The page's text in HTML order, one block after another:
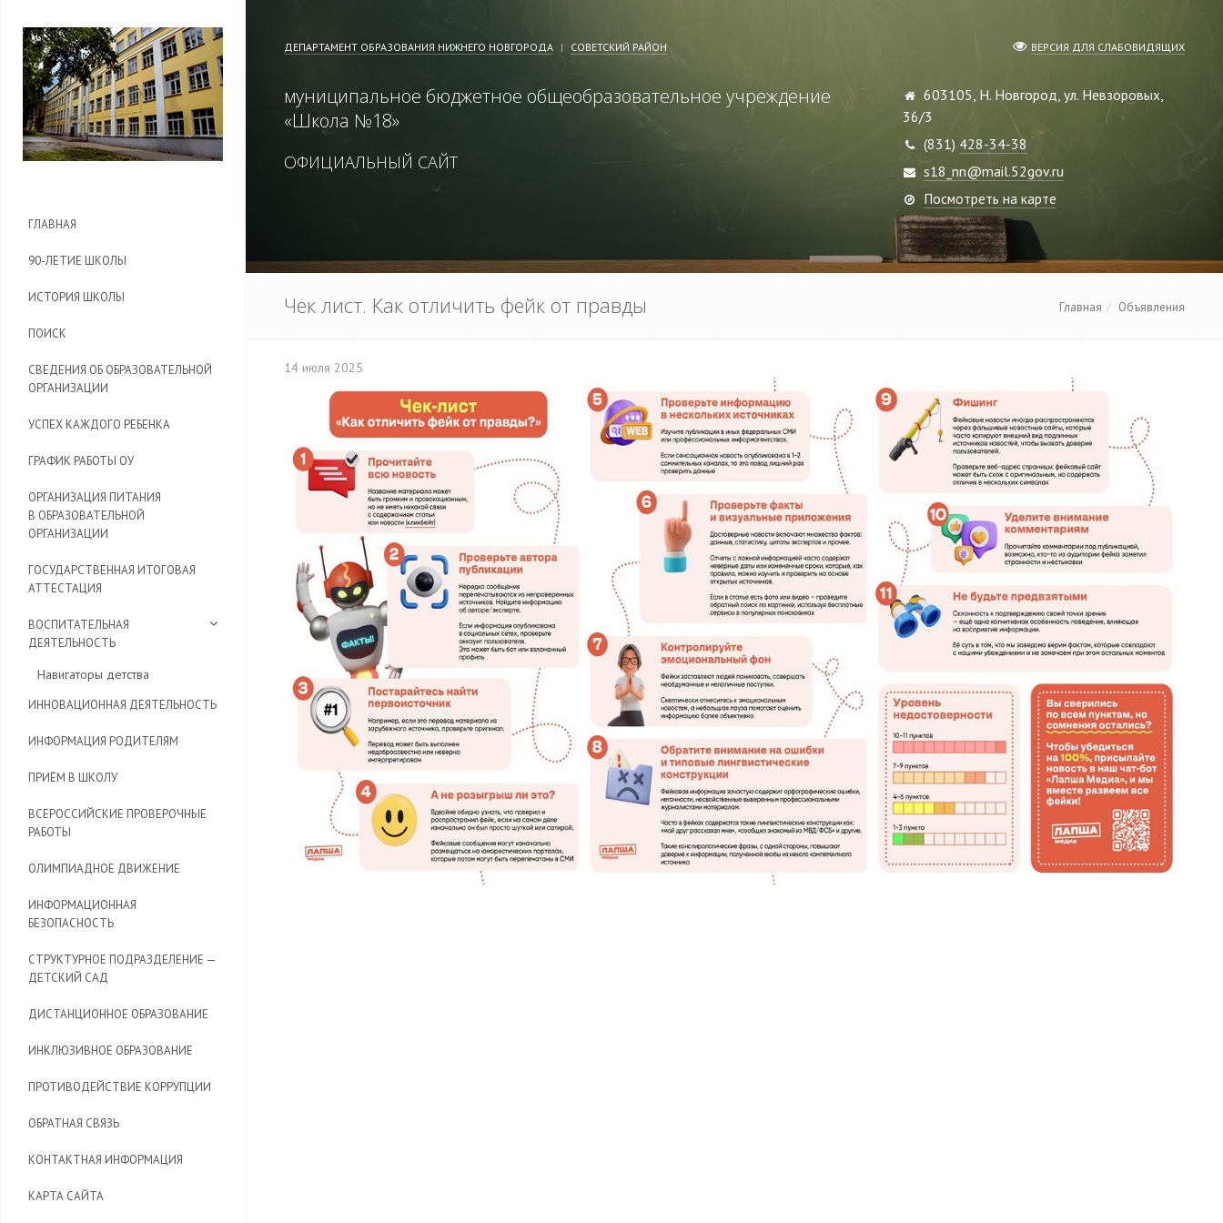
ГЛАВНАЯ
90-ЛЕТИЕ ШКОЛЫ
ИСТОРИЯ ШКОЛЫ
ПОИСК
СВЕДЕНИЯ ОБ ОБРАЗОВАТЕЛЬНОЙ
ОРГАНИЗАЦИИ
УСПЕХ КАЖДОГО РЕБЕНКА
ГРАФИК РАБОТЫ ОУ
ОРГАНИЗАЦИЯ ПИТАНИЯ
В ОБРАЗОВАТЕЛЬНОЙ
ОРГАНИЗАЦИИ
ГОСУДАРСТВЕННАЯ ИТОГОВАЯ
АТТЕСТАЦИЯ
ВОСПИТАТЕЛЬНАЯ
ДЕЯТЕЛЬНОСТЬ
Навигаторы детства
ИННОВАЦИОННАЯ ДЕЯТЕЛЬНОСТЬ
ИНФОРМАЦИЯ РОДИТЕЛЯМ
ПРИЁМ В ШКОЛУ
ВСЕРОССИЙСКИЕ ПРОВЕРОЧНЫЕ
РАБОТЫ
ОЛИМПИАДНОЕ ДВИЖЕНИЕ
ИНФОРМАЦИОННАЯ
БЕЗОПАСНОСТЬ
CТРУКТУРНОЕ ПОДРАЗДЕЛЕНИЕ —
ДЕТСКИЙ САД
ДИСТАНЦИОННОЕ ОБРАЗОВАНИЕ
ИНКЛЮЗИВНОЕ ОБРАЗОВАНИЕ
ПРОТИВОДЕЙСТВИЕ КОРРУПЦИИ
ОБРАТНАЯ СВЯЗЬ
КОНТАКТНАЯ ИНФОРМАЦИЯ
КАРТА САЙТА
ДЕПАРТАМЕНТ ОБРАЗОВАНИЯ НИЖНЕГО НОВГОРОДА СОВЕТСКИЙ РАЙОН ВЕРСИЯ ДЛЯ СЛАБОВИДЯЩИХ
муниципальное бюджетное общеобразовательное учреждение
«Школа №18»
ОФИЦИАЛЬНЫЙ САЙТ
603105, Н. Новгород, ул. Невзоровых,
36/3
(831) 428-34-38
s18_nn@mail.52gov.ru
Посмотреть на карте
Чек лист. Как отличить фейк от правды Главная Объявления
14 июля 2025